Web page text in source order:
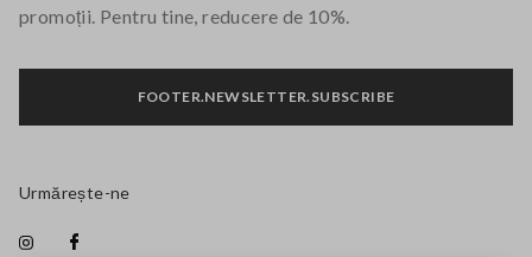
promoții. Pentru tine, reducere de 10%.
FOOTER.NEWSLETTER.SUBSCRIBE
Urmărește-ne